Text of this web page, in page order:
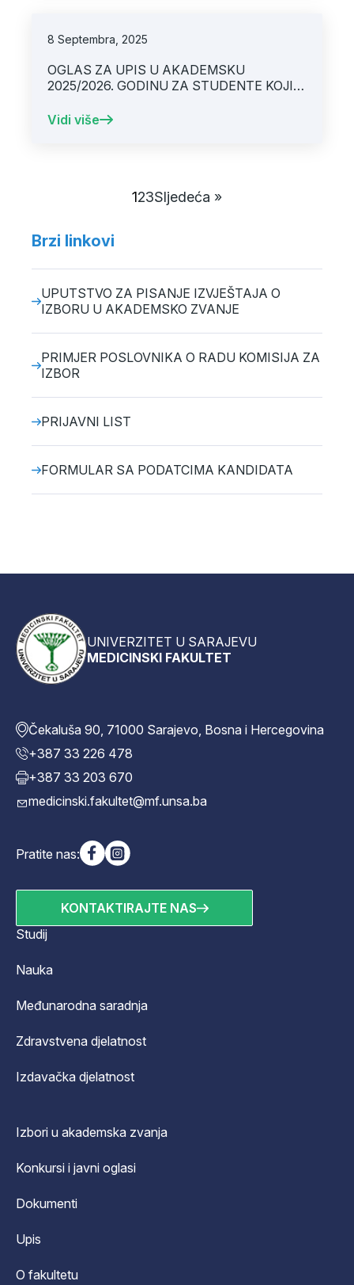
8 Septembra, 2025
OGLAS ZA UPIS U AKADEMSKU
2025/2026. GODINU ZA STUDENTE KOJI
STUDIJSKOM PROGRAMU „MEDICINA“
Vidi više
123Sljedeća »
Brzi linkovi
UPUTSTVO ZA PISANJE IZVJEŠTAJA O
IZBORU U AKADEMSKO ZVANJE
PRIMJER POSLOVNIKA O RADU KOMISIJA ZA
IZBOR
PRIJAVNI LIST
FORMULAR SA PODATCIMA KANDIDATA
UNIVERZITET U SARAJEVU
MEDICINSKI FAKULTET
Čekaluša 90, 71000 Sarajevo, Bosna i Hercegovina
+387 33 226 478
+387 33 203 670
medicinski.fakultet@mf.unsa.ba
Pratite nas:
KONTAKTIRAJTE NAS
Studij
Nauka
Međunarodna saradnja
Zdravstvena djelatnost
Izdavačka djelatnost
Izbori u akademska zvanja
Konkursi i javni oglasi
Dokumenti
Upis
O fakultetu